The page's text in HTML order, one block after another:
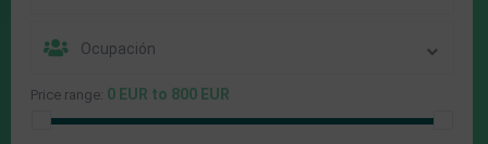
Ocupación
Price range: 0 EUR to 800 EUR